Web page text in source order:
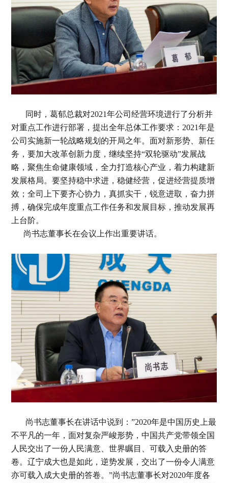
同时，葛郁总裁对2021年公司经营环境进行了分析并
对重点工作进行部署，提出全年总体工作要求：2021年是
公司实施新一轮战略规划的开局之年。面对新形势、新任
务，要加大改革创新力度，继续坚持“双轮驱动”发展战
略，聚焦生命健康领域，全力打造核心产业，着力构建新
发展格局。要坚持稳中求进，稳健经营，促进经营提质增
效；全司上下要齐心协力，真抓实干，锐意进取，奋力拼
搏，确保完成年度重点工作任务和发展目标，推动发展再
上台阶。
尚书志董事长在会议上作出重要讲话。
尚书志董事长在讲话中说到：”2020年是中国历史上最
不平凡的一年，面对复杂严峻形势，中国共产党带领全国
人民交出了一份人民满意、世界瞩目、可载入史册的答
卷。辽宁成大也是如此，逆势发展，交出了一份令人满意
亦可载入成大史册的答卷。”尚书志董事长对2020年度各